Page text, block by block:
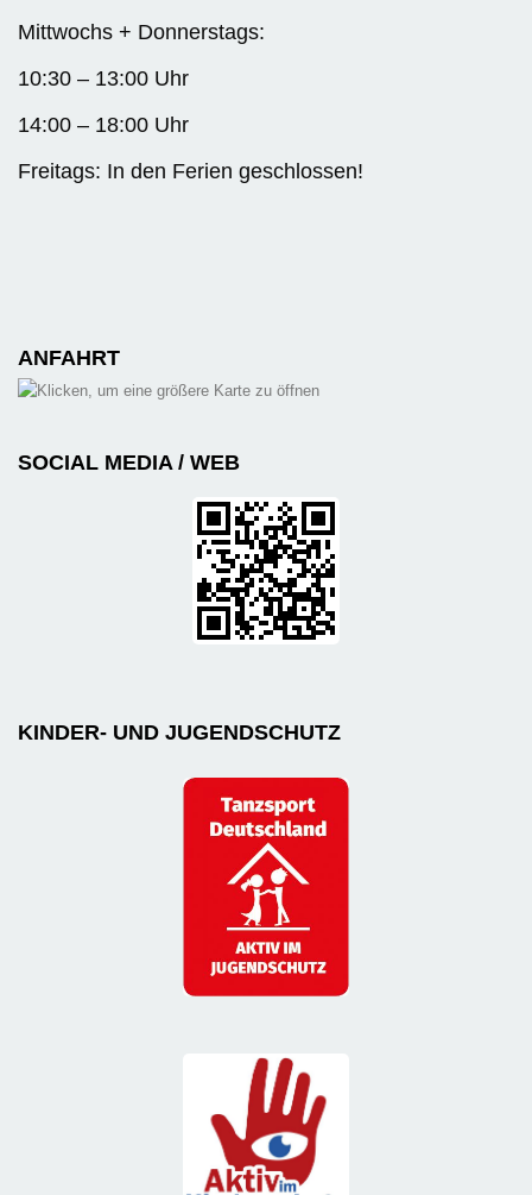
Mittwochs + Donnerstags:
10:30 – 13:00 Uhr
14:00 – 18:00 Uhr
Freitags: In den Ferien geschlossen!
ANFAHRT
SOCIAL MEDIA / WEB
KINDER- UND JUGENDSCHUTZ